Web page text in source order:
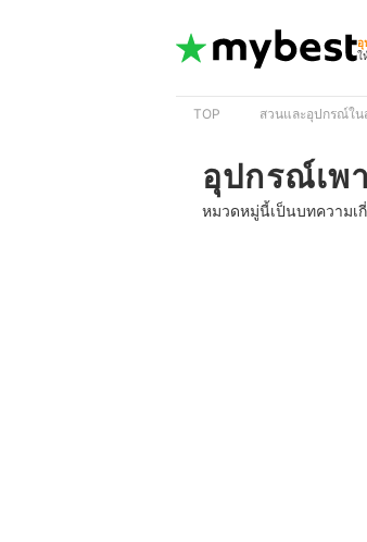
อุ
ใ
TOP สวนและอุปกรณ์ใน
อุปกรณ์เพ
หมวดหมู่นี้เป็นบทความเ